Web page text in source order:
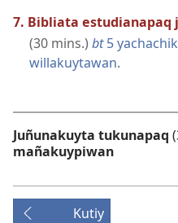
7. Bibliata estudianapaq
(30 mins.) bt5
willakuytawan.
Juñunakuyta tukunapaq
mañakuypiwan
Kutiy